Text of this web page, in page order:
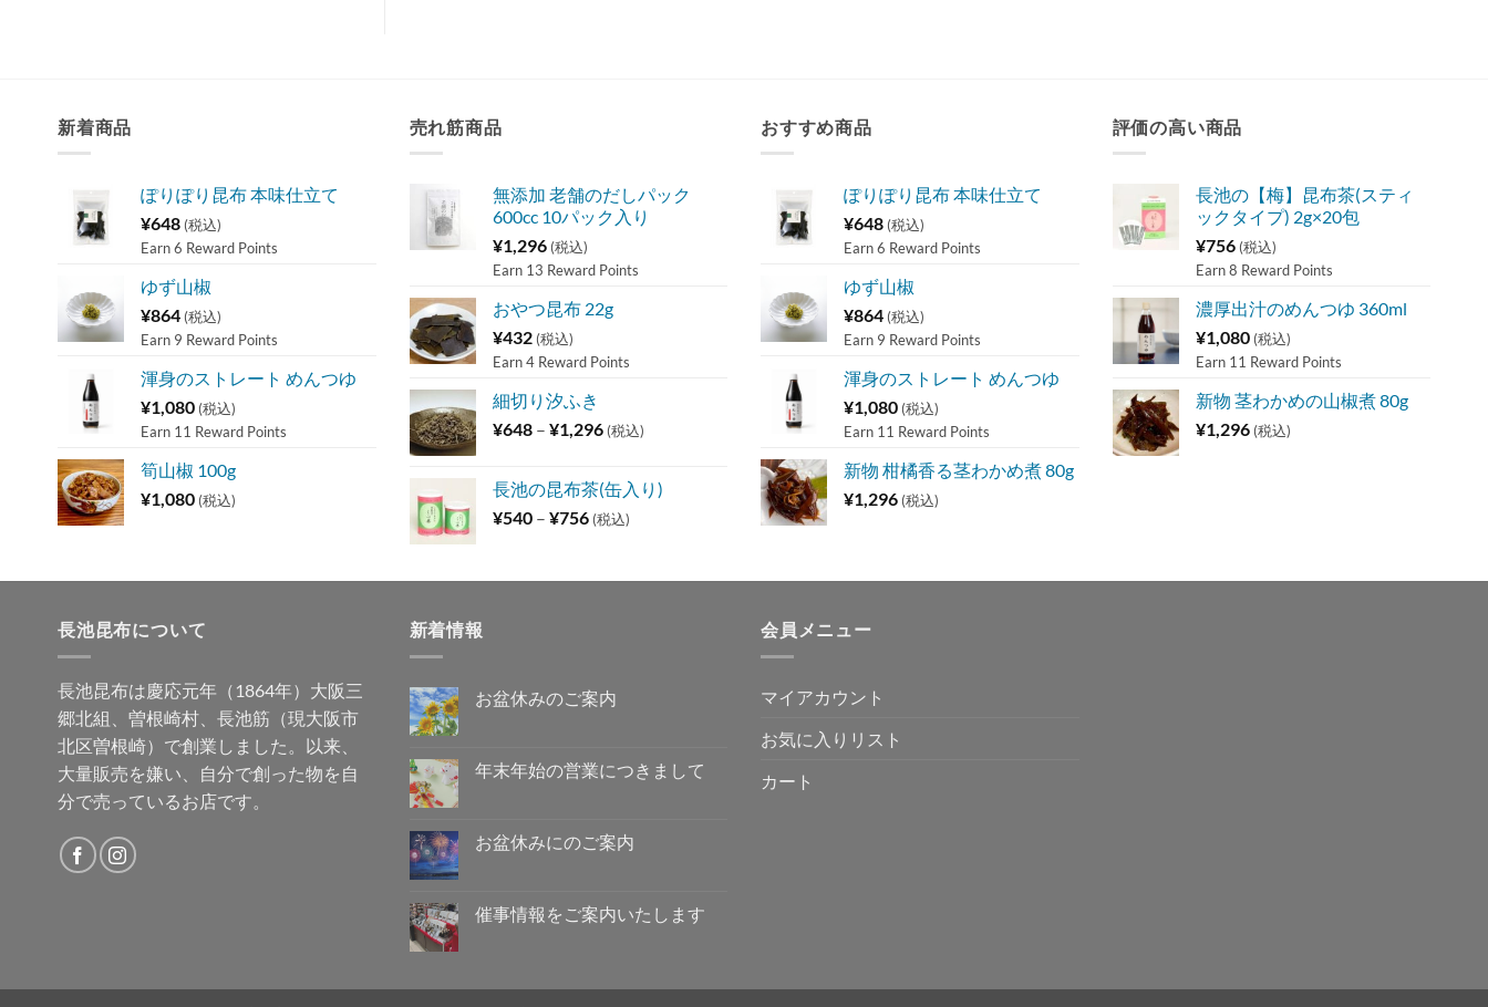
新着商品
ぽりぽり昆布 本味仕立て
¥648 (税込)
Earn 6 Reward Points
ゆず山椒
¥864 (税込)
Earn 9 Reward Points
渾身のストレート めんつゆ
¥1,080 (税込)
Earn 11 Reward Points
筍山椒 100g
¥1,080 (税込)
売れ筋商品
無添加 老舗のだしパック
600cc 10パック入り
¥1,296 (税込)
Earn 13 Reward Points
おやつ昆布 22g
¥432 (税込)
Earn 4 Reward Points
細切り汐ふき
¥648 – ¥1,296価
¥648
–
(税込)
長池の昆布茶(缶入り)
¥540 – ¥756価
¥540
(税込)
おすすめ商品
ぽりぽり昆布 本味仕立て
¥648 (税込)
Earn 6 Reward Points
ゆず山椒
¥864 (税込)
Earn 9 Reward Points
渾身のストレート めんつゆ
¥1,080 (税込)
Earn 11 Reward Points
新物 柑橘香る茎わかめ煮 80g
¥1,296 (税込)
評価の高い商品
長池の【梅】昆布茶(スティ
ックタイプ) 2g×20包
¥756 (税込)
Earn 8 Reward Points
濃厚出汁のめんつゆ 360ml
¥1,080 (税込)
Earn 11 Reward Points
新物 茎わかめの山椒煮 80g
¥1,296 (税込)
長池昆布について
長池昆布は慶応元年（1864年）大阪三
郷北組、曽根崎村、長池筋（現大阪市
北区曽根崎）で創業しました。以来、
大量販売を嫌い、自分で創った物を自
分で売っているお店です。
新着情報
お盆休みのご案内
み
の
へ
の
ト
は
り
ま
年末年始の営業につきまして
始
の
つ
き
の
ト
は
り
ま
お盆休みにのご案内
み
に
へ
ト
は
ま
催事情報をご案内いたします
を
は
会員メニュー
マイアカウント
お気に入りリスト
カート